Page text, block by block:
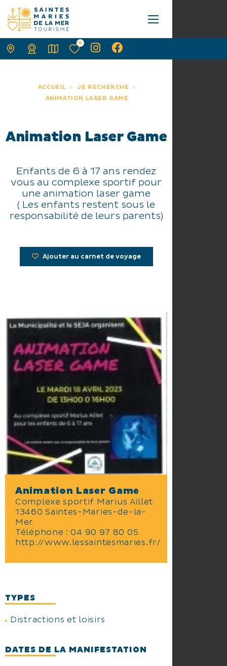
ACCUEIL
JE RECHERCHE
ANIMATION LASER GAME
Animation Laser Game
Enfants de 6 à 17 ans rendez
vous au complexe sportif pour
une animation laser game
( Les enfants restent sous le
responsabilité de leurs parents)
Ajouter au carnet de voyage
Animation Laser Game
Complexe sportif Marius Aillet
13460 Saintes-Maries-de-la-
Mer
Téléphone :04 90 97 80 05
http://www.lessaintesmaries.fr/
TYPES
Distractions et loisirs
DATES DE LA MANIFESTATION
0